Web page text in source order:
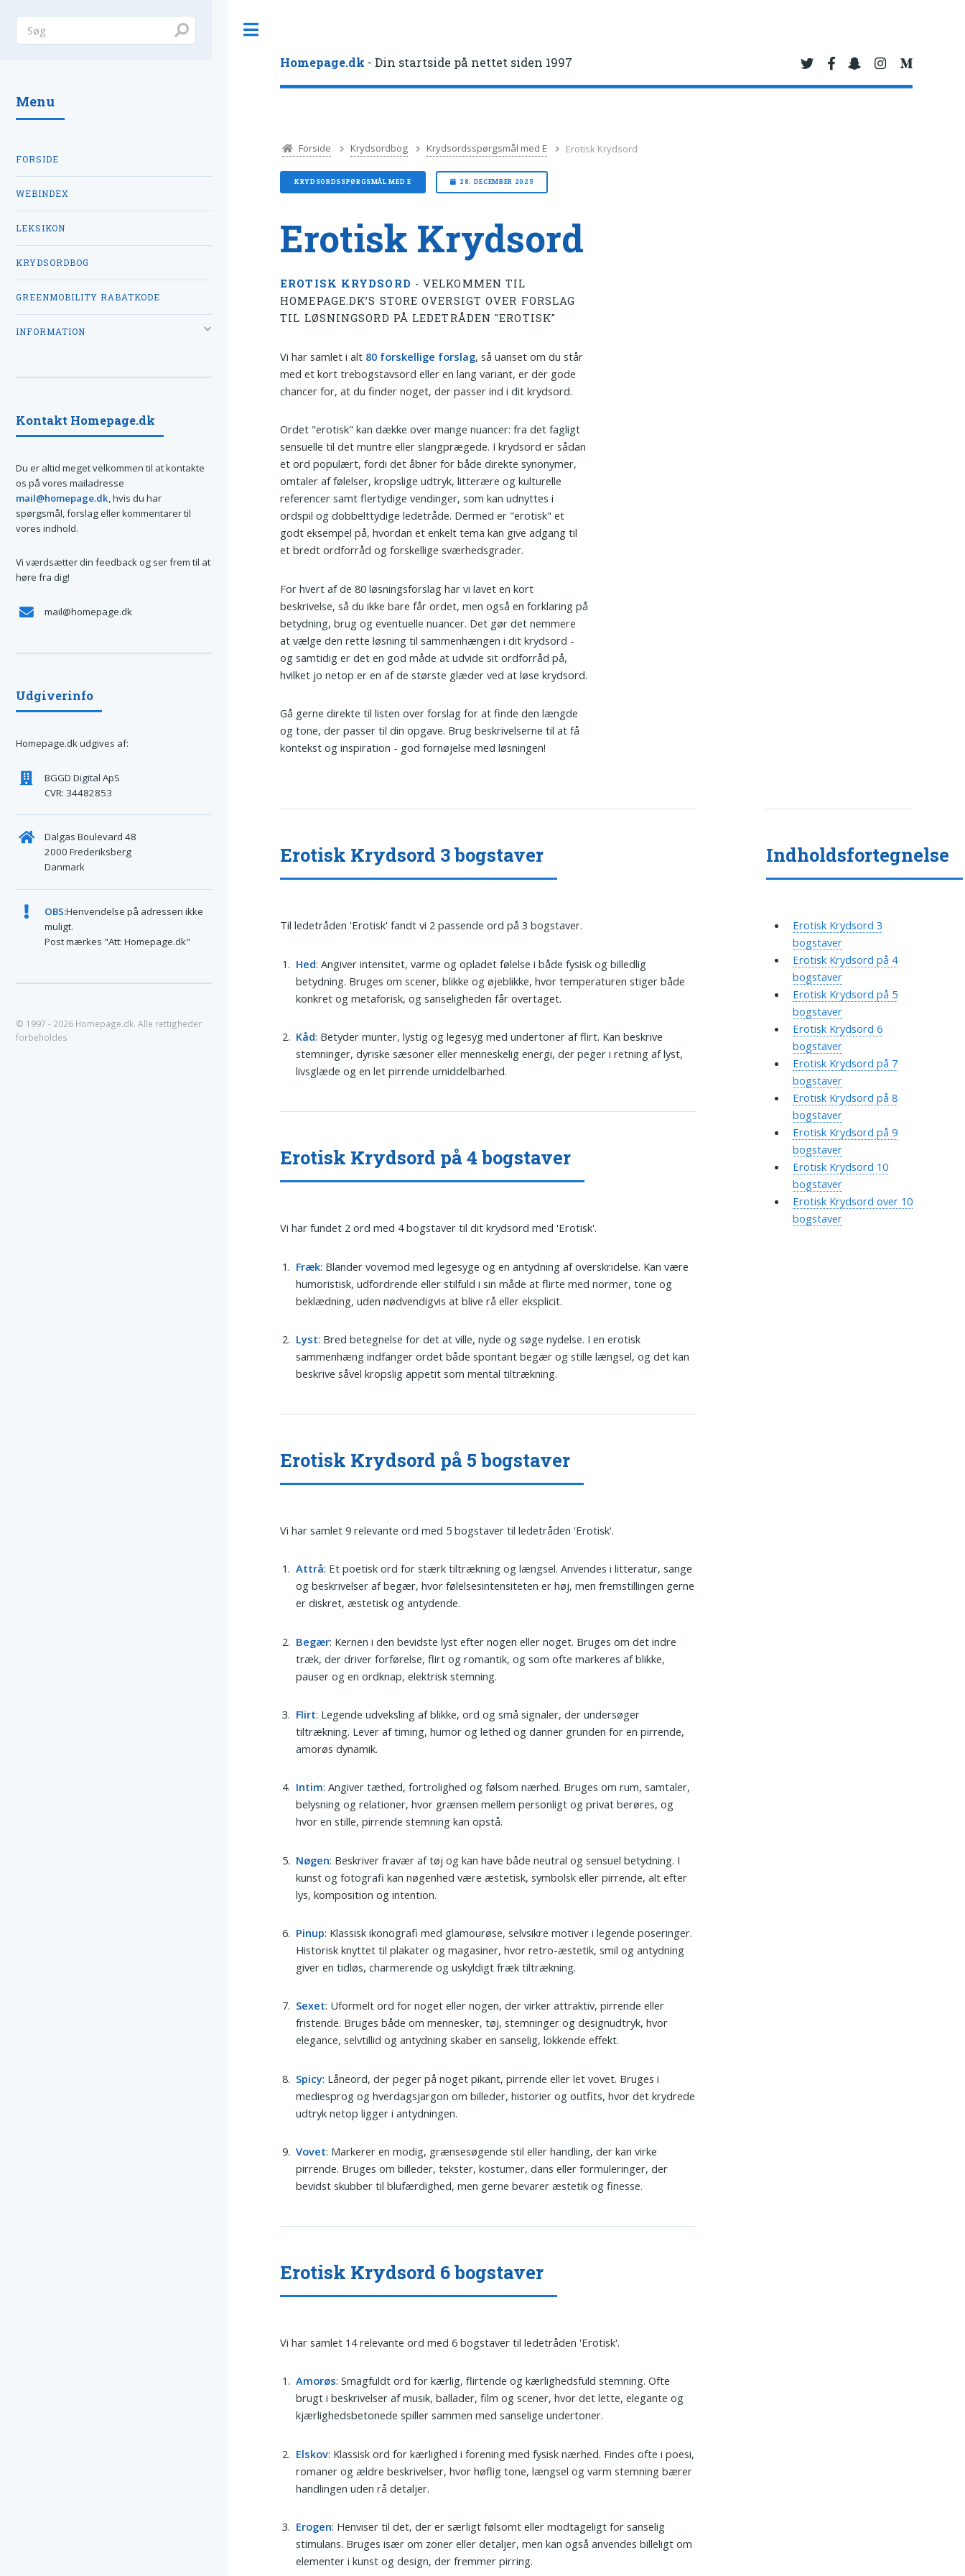
Homepage.dk - Din startside på nettet siden 1997
Forside Krydsordbog Krydsordsspørgsmål med E Erotisk Krydsord
KRYDSORDSSPØRGSMÅL MED E 28. DECEMBER 2025
Erotisk Krydsord
EROTISK KRYDSORD - VELKOMMEN TIL
HOMEPAGE.DK’S STORE OVERSIGT OVER FORSLAG
TIL LØSNINGSORD PÅ LEDETRÅDEN "EROTISK"
Vi har samlet i alt 80 forskellige forslag, så uanset om du står
med et kort trebogstavsord eller en lang variant, er der gode
chancer for, at du finder noget, der passer ind i dit krydsord.
Ordet "erotisk" kan dække over mange nuancer: fra det fagligt
sensuelle til det muntre eller slangprægede. I krydsord er sådan
et ord populært, fordi det åbner for både direkte synonymer,
omtaler af følelser, kropslige udtryk, litterære og kulturelle
referencer samt flertydige vendinger, som kan udnyttes i
ordspil og dobbelttydige ledetråde. Dermed er "erotisk" et
godt eksempel på, hvordan et enkelt tema kan give adgang til
et bredt ordforråd og forskellige sværhedsgrader.
For hvert af de 80 løsningsforslag har vi lavet en kort
beskrivelse, så du ikke bare får ordet, men også en forklaring på
betydning, brug og eventuelle nuancer. Det gør det nemmere
at vælge den rette løsning til sammenhængen i dit krydsord -
og samtidig er det en god måde at udvide sit ordforråd på,
hvilket jo netop er en af de største glæder ved at løse krydsord.
Gå gerne direkte til listen over forslag for at finde den længde
og tone, der passer til din opgave. Brug beskrivelserne til at få
kontekst og inspiration - god fornøjelse med løsningen!
Erotisk Krydsord 3 bogstaver
Til ledetråden 'Erotisk' fandt vi 2 passende ord på 3 bogstaver.
Hed: Angiver intensitet, varme og opladet følelse i både fysisk og billedlig
betydning. Bruges om scener, blikke og øjeblikke, hvor temperaturen stiger både
konkret og metaforisk, og sanseligheden får overtaget.
Kåd: Betyder munter, lystig og legesyg med undertoner af flirt. Kan beskrive
stemninger, dyriske sæsoner eller menneskelig energi, der peger i retning af lyst,
livsglæde og en let pirrende umiddelbarhed.
Erotisk Krydsord på 4 bogstaver
Vi har fundet 2 ord med 4 bogstaver til dit krydsord med 'Erotisk'.
Fræk: Blander vovemod med legesyge og en antydning af overskridelse. Kan være
humoristisk, udfordrende eller stilfuld i sin måde at flirte med normer, tone og
beklædning, uden nødvendigvis at blive rå eller eksplicit.
Lyst: Bred betegnelse for det at ville, nyde og søge nydelse. I en erotisk
sammenhæng indfanger ordet både spontant begær og stille længsel, og det kan
beskrive såvel kropslig appetit som mental tiltrækning.
Erotisk Krydsord på 5 bogstaver
Vi har samlet 9 relevante ord med 5 bogstaver til ledetråden 'Erotisk'.
Attrå: Et poetisk ord for stærk tiltrækning og længsel. Anvendes i litteratur, sange
og beskrivelser af begær, hvor følelsesintensiteten er høj, men fremstillingen gerne
er diskret, æstetisk og antydende.
Begær: Kernen i den bevidste lyst efter nogen eller noget. Bruges om det indre
træk, der driver forførelse, flirt og romantik, og som ofte markeres af blikke,
pauser og en ordknap, elektrisk stemning.
Flirt: Legende udveksling af blikke, ord og små signaler, der undersøger
tiltrækning. Lever af timing, humor og lethed og danner grunden for en pirrende,
amorøs dynamik.
Intim: Angiver tæthed, fortrolighed og følsom nærhed. Bruges om rum, samtaler,
belysning og relationer, hvor grænsen mellem personligt og privat berøres, og
hvor en stille, pirrende stemning kan opstå.
Nøgen: Beskriver fravær af tøj og kan have både neutral og sensuel betydning. I
kunst og fotografi kan nøgenhed være æstetisk, symbolsk eller pirrende, alt efter
lys, komposition og intention.
Pinup: Klassisk ikonografi med glamourøse, selvsikre motiver i legende poseringer.
Historisk knyttet til plakater og magasiner, hvor retro-æstetik, smil og antydning
giver en tidløs, charmerende og uskyldigt fræk tiltrækning.
Sexet: Uformelt ord for noget eller nogen, der virker attraktiv, pirrende eller
fristende. Bruges både om mennesker, tøj, stemninger og designudtryk, hvor
elegance, selvtillid og antydning skaber en sanselig, lokkende effekt.
Spicy: Låneord, der peger på noget pikant, pirrende eller let vovet. Bruges i
mediesprog og hverdagsjargon om billeder, historier og outfits, hvor det krydrede
udtryk netop ligger i antydningen.
Vovet: Markerer en modig, grænsesøgende stil eller handling, der kan virke
pirrende. Bruges om billeder, tekster, kostumer, dans eller formuleringer, der
bevidst skubber til blufærdighed, men gerne bevarer æstetik og finesse.
Erotisk Krydsord 6 bogstaver
Vi har samlet 14 relevante ord med 6 bogstaver til ledetråden 'Erotisk'.
Amorøs: Smagfuldt ord for kærlig, flirtende og kærlighedsfuld stemning. Ofte
brugt i beskrivelser af musik, ballader, film og scener, hvor det lette, elegante og
kjærlighedsbetonede spiller sammen med sanselige undertoner.
Elskov: Klassisk ord for kærlighed i forening med fysisk nærhed. Findes ofte i poesi,
romaner og ældre beskrivelser, hvor høflig tone, længsel og varm stemning bærer
handlingen uden rå detaljer.
Erogen: Henviser til det, der er særligt følsomt eller modtageligt for sanselig
stimulans. Bruges især om zoner eller detaljer, men kan også anvendes billeligt om
elementer i kunst og design, der fremmer pirring.
Indholdsfortegnelse
Erotisk Krydsord 3
bogstaver
Erotisk Krydsord på 4
bogstaver
Erotisk Krydsord på 5
bogstaver
Erotisk Krydsord 6
bogstaver
Erotisk Krydsord på 7
bogstaver
Erotisk Krydsord på 8
bogstaver
Erotisk Krydsord på 9
bogstaver
Erotisk Krydsord 10
bogstaver
Erotisk Krydsord over 10
bogstaver
Menu
FORSIDE
WEBINDEX
LEKSIKON
KRYDSORDBOG
GREENMOBILITY RABATKODE
INFORMATION
Kontakt Homepage.dk
Du er altid meget velkommen til at kontakte
os på vores mailadresse
mail@homepage.dk, hvis du har
spørgsmål, forslag eller kommentarer til
vores indhold.
Vi værdsætter din feedback og ser frem til at
høre fra dig!
mail@homepage.dk
Udgiverinfo
Homepage.dk udgives af:
BGGD Digital ApS
CVR: 34482853
Dalgas Boulevard 48
2000 Frederiksberg
Danmark
OBS:Henvendelse på adressen ikke
muligt.
Post mærkes "Att: Homepage.dk"
© 1997 - 2026 Homepage.dk. Alle rettigheder
forbeholdes